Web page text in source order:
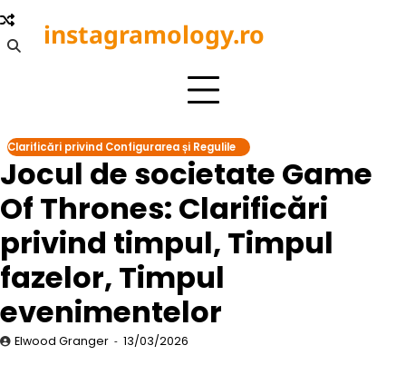
Skip
to
content
instagramology.ro
Clarificări privind Configurarea și Regulile
Jocul de societate Game
Of Thrones: Clarificări
privind timpul, Timpul
fazelor, Timpul
evenimentelor
Elwood Granger 13/03/2026